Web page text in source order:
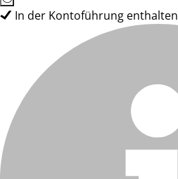
In der Kontoführung enthalten